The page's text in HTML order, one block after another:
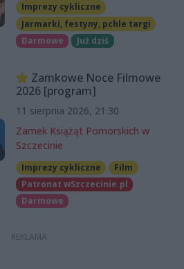
Imprezy cykliczne
Jarmarki, festyny, pchle targi
Darmowe
Już dziś
Zamkowe Noce Filmowe
2026 [program]
11 sierpnia 2026, 21:30
Zamek Książąt Pomorskich w
Szczecinie
Imprezy cykliczne
Film
Patronat wSzczecinie.pl
Darmowe